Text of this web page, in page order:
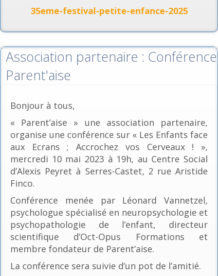
35eme-festival-petite-enfance-2025
Association partenaire : Conférence
Parent'aise
Bonjour à tous,
« Parent’aise » une association partenaire,
organise une conférence sur « Les Enfants face
aux Ecrans ; Accrochez vos Cerveaux ! »,
mercredi 10 mai 2023 à 19h, au Centre Social
d’Alexis Peyret à Serres-Castet, 2 rue Aristide
Finco.
Conférence menée par Léonard Vannetzel,
psychologue spécialisé en neuropsychologie et
psychopathologie de l’enfant, directeur
scientifique d’Oct-Opus Formations et
membre fondateur de Parent’aise.
La conférence sera suivie d’un pot de l’amitié.